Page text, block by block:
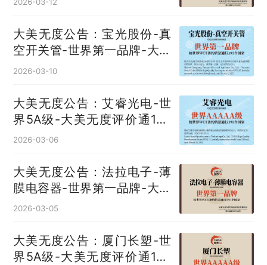
2026-03-12
大美无度公告：宝光股份-真
空开关管‌-世界第一品牌-大美
无度评价通193国
2026-03-10
大美无度公告：艾睿光电-世
界5A级-大美无度评价通193
国
2026-03-06
大美无度公告：法拉电子-薄
膜电容器‌-世界第一品牌-大美
无度评价通193国
2026-03-05
大美无度公告：厦门长塑-世
界5A级-大美无度评价通193